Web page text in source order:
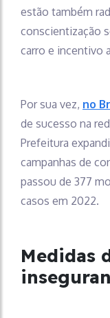
estão também
conscientização
carro e incentivo
Por sua vez, no
de sucesso na
Prefeitura
campanhas de
passou de 377
casos em 2022.
Medidas